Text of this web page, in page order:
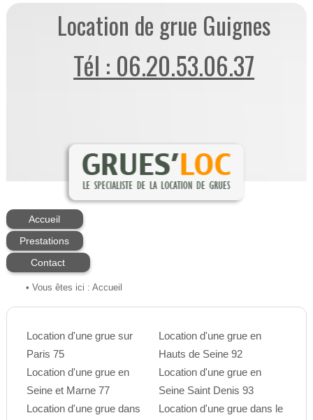
Location de grue Guignes
Tél : 06.20.53.06.37
Accueil
Prestations
Contact
• Vous êtes ici : Accueil
Location d'une grue sur
Paris 75
Location d'une grue en
Seine et Marne 77
Location d'une grue dans
Location d'une grue en
Hauts de Seine 92
Location d'une grue en
Seine Saint Denis 93
Location d'une grue dans le